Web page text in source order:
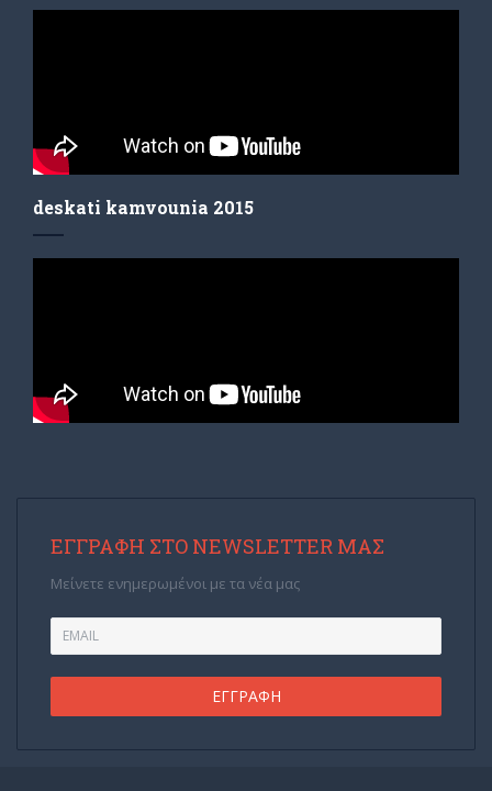
deskati kamvounia 2015
ΕΓΓΡΑΦΉ ΣΤΟ NEWSLETTER ΜΑΣ
Μείνετε ενημερωμένοι με τα νέα μας